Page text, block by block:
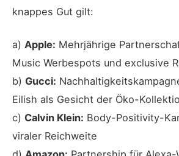
knappes Gut gilt:
a) Apple: Mehrjährige
Music Werbespots und exclusive
b) Gucci:
Eilish als Gesicht der Öko-
c) Calvin Klein: Body-Positivity-
viraler Reichweite